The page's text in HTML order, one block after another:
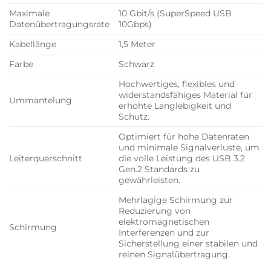
Maximale
Datenübertragungsrate
10 Gbit/s (SuperSpeed USB
10Gbps)
Kabellänge
1,5 Meter
Farbe
Schwarz
Ummantelung
Hochwertiges, flexibles und
widerstandsfähiges Material für
erhöhte Langlebigkeit und
Schutz.
Leiterquerschnitt
Optimiert für hohe Datenraten
und minimale Signalverluste, um
die volle Leistung des USB 3.2
Gen.2 Standards zu
gewährleisten.
Schirmung
Mehrlagige Schirmung zur
Reduzierung von
elektromagnetischen
Interferenzen und zur
Sicherstellung einer stabilen und
reinen Signalübertragung.